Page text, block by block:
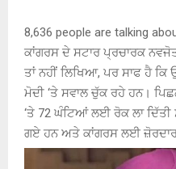
8,636 people are talking
ਕਾਂਗਰਸ ਦੇ ਸਟਾਰ ਪ੍ਰਚਾਰਕ
ਤਾਂ ਨਹੀਂ ਲਿਖਿਆ, ਪਰ ਸਾਫ ਹੈ ਕਿ
ਮੋਦੀ ‘ਤੇ ਸਵਾਲ ਚੁੱਕ ਰਹੇ ਹਨ।
‘ਤੇ 72 ਘੰਟਿਆਂ ਲਈ ਰੋਕ ਲਾ
ਗਏ ਹਨ ਅਤੇ ਕਾਂਗਰਸ ਲਈ